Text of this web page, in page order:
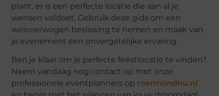
plant, er is een perfecte locatie die aan al je
wensen voldoet. Gebruik deze gids om een
weloverwogen beslissing te nemen en maak van
je evenement een onvergetelijke ervaring.
Ben je klaar om je perfecte feestlocatie te vinden?
Neem vandaag nog contact op met onze
professionele eventplanners op roermondnu.nl